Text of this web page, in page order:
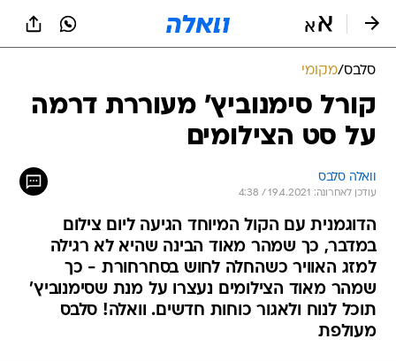
סלבס/מקומי
קורל סימנוביץ' מעוררת דרמה
על סט הצילומים
וואלה סלבס
עודכן לאחרונה: 19.4.2021 / 4:38
הדוגמנית עם הקול המיוחד הגיעה ליום צילום
במדבר, כך שמהר מאוד הבינה שהיא לא רגילה
למזג האוויר כשהחלה לחוש בסחרחורת - כך
שמהר מאוד הצילומים נעצרו על מנת שסימנוביץ'
תוכל לנוח ולאגור כוחות חדשים. וואלה! סלבס
מעולפת